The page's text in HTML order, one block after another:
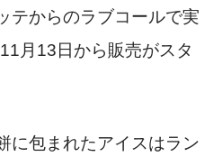
テからのラブコールで実
月13日から販売がスタ
に包まれたアイスはラン